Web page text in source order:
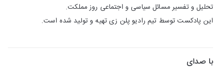
تحلیل و تفسیر مسائل سیاسی و اجتماعی روز مملکت.
این پادکست توسط تیم رادیو پلن زی تهیه و تولید شده است.
با صدای